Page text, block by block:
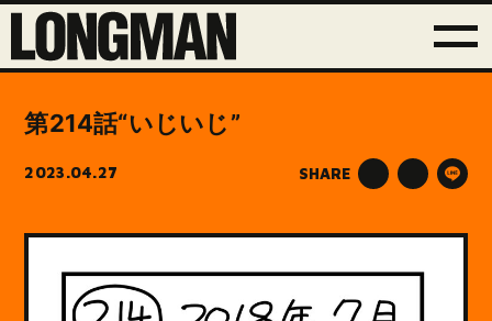
第214話“いじいじ”
2023.04.27 SHARE